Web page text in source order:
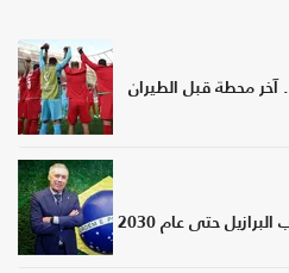
آخر محطة قبل الطيران
حتى عام 2030